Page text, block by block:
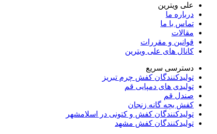
علی ویترین
درباره ما
تماس با ما
مقالات
قوانین و مقررات
کانال های علی ویترین
دسترسی سریع
تولیدکنندگان کفش چرم تبریز
تولیدی های دمپایی قم
صندل قم
کفش بچه گانه زنجان
تولیدکنندگان کفش و کتونی در اسلامشهر
تولیدکنندگان کفش مشهد